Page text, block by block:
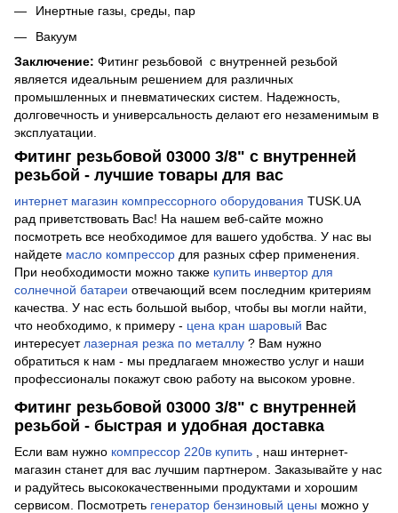
Инертные газы, среды, пар
Вакуум
Заключение: Фитинг резьбовой с внутренней резьбой
является идеальным решением для различных
промышленных и пневматических систем. Надежность,
долговечность и универсальность делают его незаменимым в
эксплуатации.
Фитинг резьбовой 03000 3/8" с внутренней
резьбой - лучшие товары для вас
интернет магазин компрессорного оборудования TUSK.UA
рад приветствовать Вас! На нашем веб-сайте можно
посмотреть все необходимое для вашего удобства. У нас вы
найдете масло компрессор для разных сфер применения.
При необходимости можно также купить инвертор для
солнечной батареи отвечающий всем последним критериям
качества. У нас есть большой выбор, чтобы вы могли найти,
что необходимо, к примеру - цена кран шаровый Вас
интересуетлазерная резка по металлу ? Вам нужно
обратиться к нам - мы предлагаем множество услуг и наши
профессионалы покажут свою работу на высоком уровне.
Фитинг резьбовой 03000 3/8" с внутренней
резьбой - быстрая и удобная доставка
Если вам нужно компрессор 220в купить , наш интернет-
магазин станет для вас лучшим партнером. Заказывайте у нас
и радуйтесь высококачественными продуктами и хорошим
сервисом. Посмотреть генератор бензиновый цены можно у